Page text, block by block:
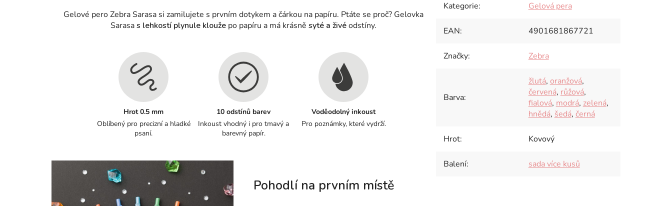
Gelové pero Zebra Sarasa si zamilujete s prvním dotykem a čárkou na papíru. Ptáte se proč? Gelovka
Sarasas lehkostí plynule klouže po papíru a má krásněsyté a živéodstíny.
Hrot 0.5 mm
Oblíbený pro precizní a hladké
psaní.
10 odstínů barev
Inkoust vhodný i pro tmavý a
barevný papír.
Voděodolný inkoust
Pro poznámky, které vydrží.
Pohodlí na prvním místě
Kategorie: Gelová pera
EAN: 4901681867721
Značky: Zebra
Barva:
žlutá, oranžová,
červená, růžová,
fialová, modrá, zelená,
hnědá, šedá, černá
Hrot: Kovový
Balení: sada více kusů